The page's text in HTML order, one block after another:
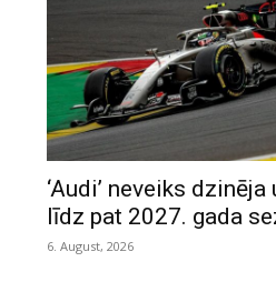
‘Audi’ neveiks
līdz pat 2027. gada
6. August, 2026